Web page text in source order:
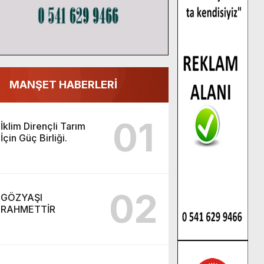
MANŞET HABERLERİ
İklim Dirençli Tarım
İçin Güç Birliği.
01
GÖZYAŞI
RAHMETTİR
02